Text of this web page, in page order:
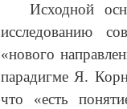
Исходной
исследованию
«нового
парадигме Я.
что «есть